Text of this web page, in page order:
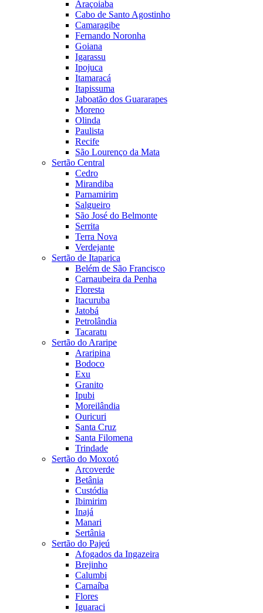
Araçoiaba
Cabo de Santo Agostinho
Camaragibe
Fernando Noronha
Goiana
Igarassu
Ipojuca
Itamaracá
Itapissuma
Jaboatão dos Guararapes
Moreno
Olinda
Paulista
Recife
São Lourenço da Mata
Sertão Central
Cedro
Mirandiba
Parnamirim
Salgueiro
São José do Belmonte
Serrita
Terra Nova
Verdejante
Sertão de Itaparica
Belém de São Francisco
Carnaubeira da Penha
Floresta
Itacuruba
Jatobá
Petrolândia
Tacaratu
Sertão do Araripe
Araripina
Bodoco
Exu
Granito
Ipubi
Moreilândia
Ouricuri
Santa Cruz
Santa Filomena
Trindade
Sertão do Moxotó
Arcoverde
Betânia
Custódia
Ibimirim
Inajá
Manari
Sertânia
Sertão do Pajeú
Afogados da Ingazeira
Brejinho
Calumbi
Carnaíba
Flores
Iguaraci